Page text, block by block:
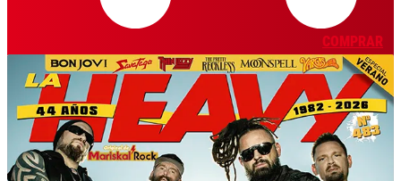
COMPRAR